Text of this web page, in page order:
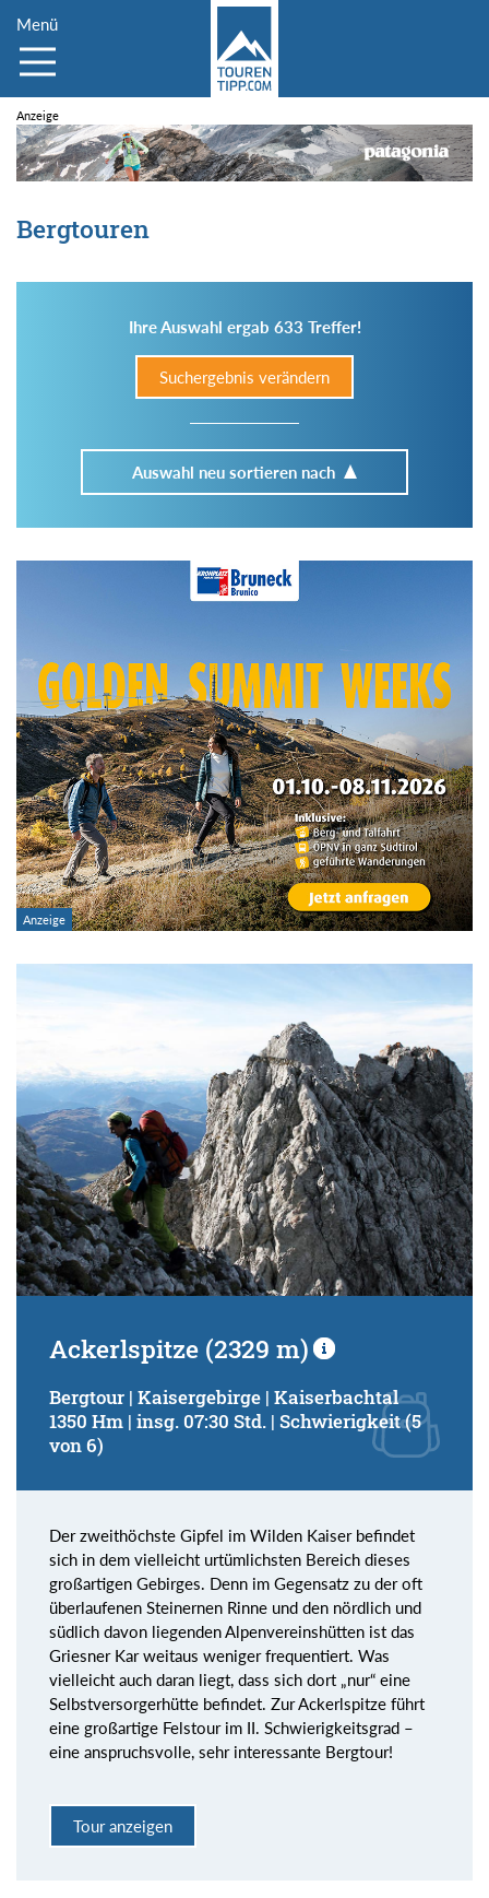
Menü
Bergtouren
Ihre Auswahl ergab 633 Treffer!
Suchergebnis verändern
Auswahl neu sortieren nach
Im Tourenarchiv suchen
Region:
Gebirge:
Art der Tour:
Schwierigkeitsgrad:
Kondition (Tourdauer):
von
bis
Suchbegriff:
Ackerlspitze (2329 m)
Bergtour | Kaisergebirge | Kaiserbachtal
1350 Hm | insg. 07:30 Std. | Schwierigkeit (5
von 6)
Der zweithöchste Gipfel im Wilden Kaiser befindet
sich in dem vielleicht urtümlichsten Bereich dieses
großartigen Gebirges. Denn im Gegensatz zu der oft
überlaufenen Steinernen Rinne und den nördlich und
südlich davon liegenden Alpenvereinshütten ist das
Griesner Kar weitaus weniger frequentiert. Was
vielleicht auch daran liegt, dass sich dort „nur“ eine
Selbstversorgerhütte befindet. Zur Ackerlspitze führt
eine großartige Felstour im II. Schwierigkeitsgrad –
eine anspruchsvolle, sehr interessante Bergtour!
Tour anzeigen